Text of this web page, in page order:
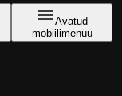
Avatud
mobiilimenüü